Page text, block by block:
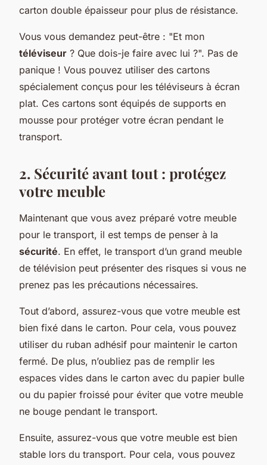
carton double épaisseur pour plus de résistance.
Vous vous demandez peut-être : "Et mon
téléviseur ? Que dois-je faire avec lui ?". Pas de
panique ! Vous pouvez utiliser des cartons
spécialement conçus pour les téléviseurs à écran
plat. Ces cartons sont équipés de supports en
mousse pour protéger votre écran pendant le
transport.
2. Sécurité avant tout : protégez
votre meuble
Maintenant que vous avez préparé votre meuble
pour le transport, il est temps de penser à la
sécurité. En effet, le transport d’un grand meuble
de télévision peut présenter des risques si vous ne
prenez pas les précautions nécessaires.
Tout d’abord, assurez-vous que votre meuble est
bien fixé dans le carton. Pour cela, vous pouvez
utiliser du ruban adhésif pour maintenir le carton
fermé. De plus, n’oubliez pas de remplir les
espaces vides dans le carton avec du papier bulle
ou du papier froissé pour éviter que votre meuble
ne bouge pendant le transport.
Ensuite, assurez-vous que votre meuble est bien
stable lors du transport. Pour cela, vous pouvez